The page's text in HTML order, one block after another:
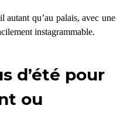
autant qu’au palais, avec une
instagrammable.​
d’été pour
ou